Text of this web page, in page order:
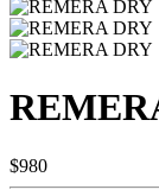
$980